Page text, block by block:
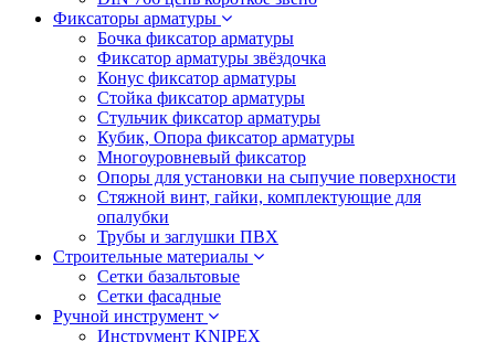
Фиксаторы арматуры
Бочка фиксатор арматуры
Фиксатор арматуры звёздочка
Конус фиксатор арматуры
Стойка фиксатор арматуры
Стульчик фиксатор арматуры
Кубик, Опора фиксатор арматуры
Многоуровневый фиксатор
Опоры для установки на сыпучие поверхности
Стяжной винт, гайки, комплектующие для
опалубки
Трубы и заглушки ПВХ
Строительные материалы
Сетки базальтовые
Сетки фасадные
Ручной инструмент
Инструмент KNIPEX